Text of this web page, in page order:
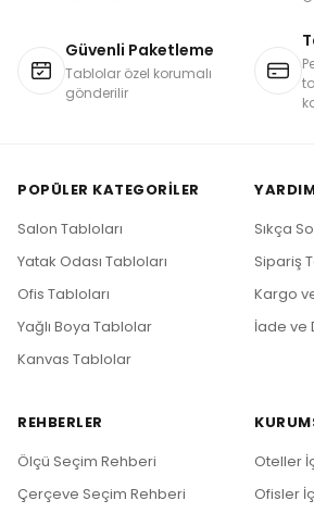
Güvenli Paketleme
Tablolar özel korumalı
gönderilir
POPÜLER KATEGORILER
Salon Tabloları
Yatak Odası Tabloları
Ofis Tabloları
Yağlı Boya Tablolar
Kanvas Tablolar
Sıkça
Sipariş
Kargo
İade ve
REHBERLER
Ölçü Seçim Rehberi
Çerçeve Seçim Rehberi
Oteller
Ofisler